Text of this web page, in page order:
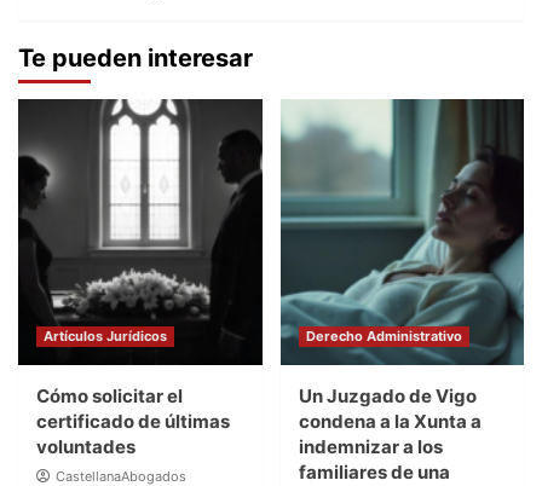
Te pueden interesar
Artículos Jurídicos
Cómo solicitar el
certificado de últimas
voluntades
CastellanaAbogados
Derecho Administrativo
Un Juzgado de Vigo
condena a la Xunta a
indemnizar a los
familiares de una